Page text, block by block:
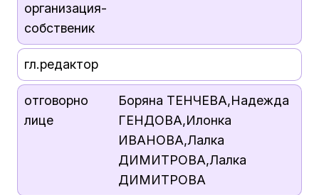
организация-
собственик
гл.редактор
отговорно
лице
Боряна ТЕНЧЕВА,Надежда
ГЕНДОВА,Илонка
ИВАНОВА,Лалка
ДИМИТРОВА,Лалка
ДИМИТРОВА